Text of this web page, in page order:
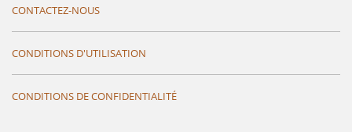
CONTACTEZ-NOUS
CONDITIONS D'UTILISATION
CONDITIONS DE CONFIDENTIALITÉ